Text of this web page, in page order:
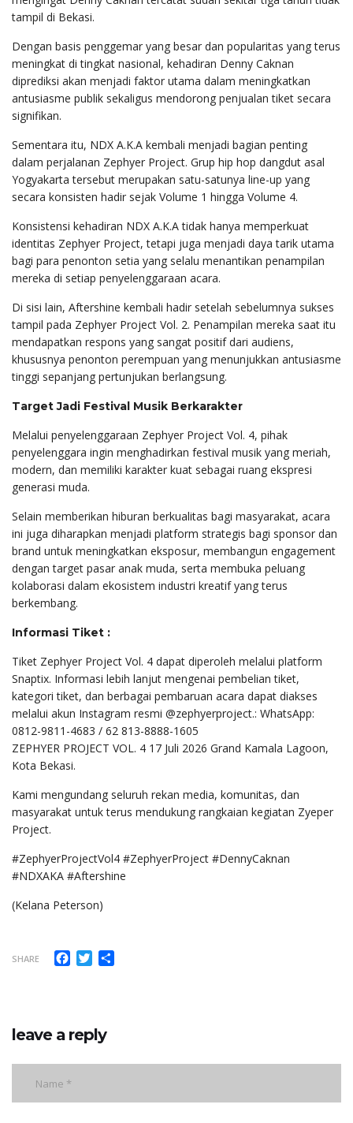
tampil di Bekasi.
Dengan basis penggemar yang besar dan popularitas yang terus
meningkat di tingkat nasional, kehadiran Denny Caknan
diprediksi akan menjadi faktor utama dalam meningkatkan
antusiasme publik sekaligus mendorong penjualan tiket secara
signifikan.
Sementara itu, NDX A.K.A kembali menjadi bagian penting
dalam perjalanan Zephyer Project. Grup hip hop dangdut asal
Yogyakarta tersebut merupakan satu-satunya line-up yang
secara konsisten hadir sejak Volume 1 hingga Volume 4.
Konsistensi kehadiran NDX A.K.A tidak hanya memperkuat
identitas Zephyer Project, tetapi juga menjadi daya tarik utama
bagi para penonton setia yang selalu menantikan penampilan
mereka di setiap penyelenggaraan acara.
Di sisi lain, Aftershine kembali hadir setelah sebelumnya sukses
tampil pada Zephyer Project Vol. 2. Penampilan mereka saat itu
mendapatkan respons yang sangat positif dari audiens,
khususnya penonton perempuan yang menunjukkan antusiasme
tinggi sepanjang pertunjukan berlangsung.
Target Jadi Festival Musik Berkarakter
Melalui penyelenggaraan Zephyer Project Vol. 4, pihak
penyelenggara ingin menghadirkan festival musik yang meriah,
modern, dan memiliki karakter kuat sebagai ruang ekspresi
generasi muda.
Selain memberikan hiburan berkualitas bagi masyarakat, acara
ini juga diharapkan menjadi platform strategis bagi sponsor dan
brand untuk meningkatkan eksposur, membangun engagement
dengan target pasar anak muda, serta membuka peluang
kolaborasi dalam ekosistem industri kreatif yang terus
berkembang.
Informasi Tiket :
Tiket Zephyer Project Vol. 4 dapat diperoleh melalui platform
Snaptix. Informasi lebih lanjut mengenai pembelian tiket,
kategori tiket, dan berbagai pembaruan acara dapat diakses
melalui akun Instagram resmi @zephyerproject.: WhatsApp:
0812-9811-4683 / 62 813-8888-1605
ZEPHYER PROJECT VOL. 4 17 Juli 2026 Grand Kamala Lagoon,
Kota Bekasi.
Kami mengundang seluruh rekan media, komunitas, dan
masyarakat untuk terus mendukung rangkaian kegiatan Zyeper
Project.
#ZephyerProjectVol4 #ZephyerProject #DennyCaknan
#NDXAKA #Aftershine
(Kelana Peterson)
SHARE Facebook
Twitter
leave a reply